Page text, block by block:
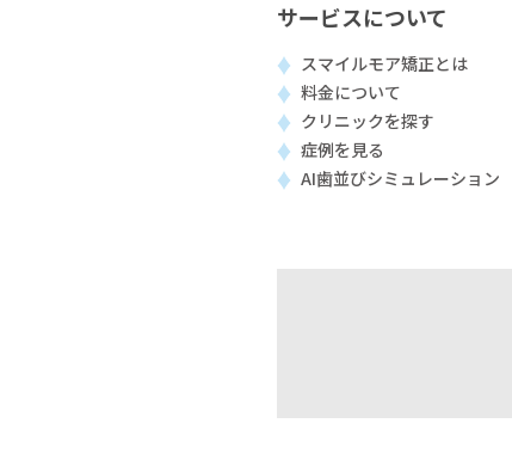
サービスについて
スマイルモア矯正とは
料金について
クリニックを探す
症例を見る
AI歯並びシミュレーション